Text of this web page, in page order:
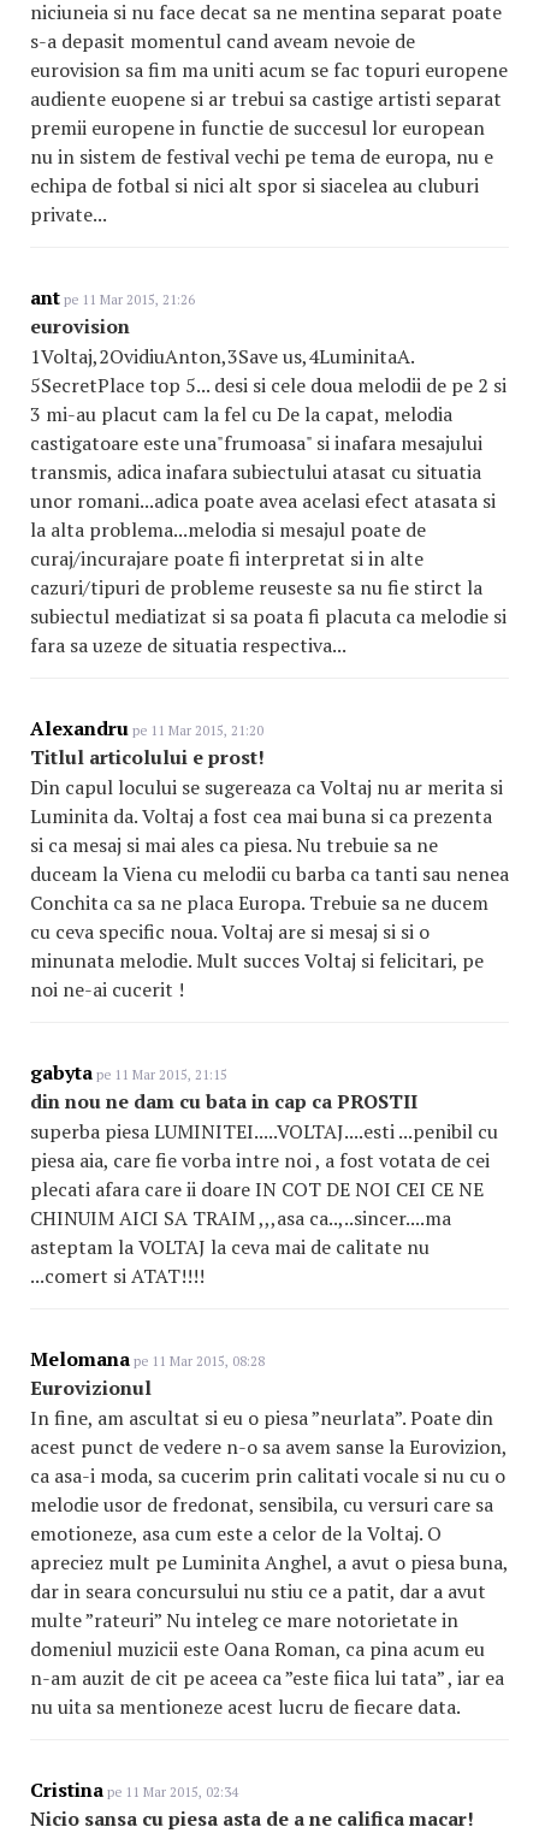
niciuneia si nu face decat sa ne mentina separat poate
s-a depasit momentul cand aveam nevoie de
eurovision sa fim ma uniti acum se fac topuri europene
audiente euopene si ar trebui sa castige artisti separat
premii europene in functie de succesul lor european
nu in sistem de festival vechi pe tema de europa, nu e
echipa de fotbal si nici alt spor si siacelea au cluburi
private...
ant pe 11 Mar 2015, 21:26
eurovision
1Voltaj,2OvidiuAnton,3Save us,4LuminitaA.
5SecretPlace top 5... desi si cele doua melodii de pe 2 si
3 mi-au placut cam la fel cu De la capat, melodia
castigatoare este una"frumoasa" si inafara mesajului
transmis, adica inafara subiectului atasat cu situatia
unor romani...adica poate avea acelasi efect atasata si
la alta problema...melodia si mesajul poate de
curaj/incurajare poate fi interpretat si in alte
cazuri/tipuri de probleme reuseste sa nu fie stirct la
subiectul mediatizat si sa poata fi placuta ca melodie si
fara sa uzeze de situatia respectiva...
Alexandru pe 11 Mar 2015, 21:20
Titlul articolului e prost!
Din capul locului se sugereaza ca Voltaj nu ar merita si
Luminita da. Voltaj a fost cea mai buna si ca prezenta
si ca mesaj si mai ales ca piesa. Nu trebuie sa ne
duceam la Viena cu melodii cu barba ca tanti sau nenea
Conchita ca sa ne placa Europa. Trebuie sa ne ducem
cu ceva specific noua. Voltaj are si mesaj si si o
minunata melodie. Mult succes Voltaj si felicitari, pe
noi ne-ai cucerit !
gabyta pe 11 Mar 2015, 21:15
din nou ne dam cu bata in cap ca PROSTII
superba piesa LUMINITEI.....VOLTAJ....esti ...penibil cu
piesa aia, care fie vorba intre noi , a fost votata de cei
plecati afara care ii doare IN COT DE NOI CEI CE NE
CHINUIM AICI SA TRAIM ,,,asa ca..,..sincer....ma
asteptam la VOLTAJ la ceva mai de calitate nu
...comert si ATAT!!!!
Melomana pe 11 Mar 2015, 08:28
Eurovizionul
In fine, am ascultat si eu o piesa ”neurlata”. Poate din
acest punct de vedere n-o sa avem sanse la Eurovizion,
ca asa-i moda, sa cucerim prin calitati vocale si nu cu o
melodie usor de fredonat, sensibila, cu versuri care sa
emotioneze, asa cum este a celor de la Voltaj. O
apreciez mult pe Luminita Anghel, a avut o piesa buna,
dar in seara concursului nu stiu ce a patit, dar a avut
multe ”rateuri” Nu inteleg ce mare notorietate in
domeniul muzicii este Oana Roman, ca pina acum eu
n-am auzit de cit pe aceea ca ”este fiica lui tata” , iar ea
nu uita sa mentioneze acest lucru de fiecare data.
Cristina pe 11 Mar 2015, 02:34
Nicio sansa cu piesa asta de a ne califica macar!